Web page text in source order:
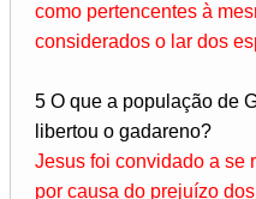
como pertencentes à
considerados o lar dos
5 O que a população de
libertou o gadareno?
Jesus foi convidado a se
por causa do prejuízo